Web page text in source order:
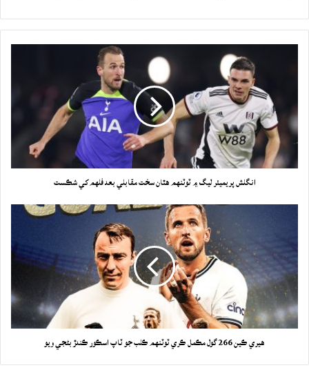
انگلش پريميئر ليگ ۾ ٽوٽنهم هٿان سخت مقابلي بعد فلهم کي شڪست
هيري ڪين 266 گول مڪمل ڪري ٽوٽنهم ڪلب جو ٽاپ اسڪور ڪندڙ بڻجي ويو